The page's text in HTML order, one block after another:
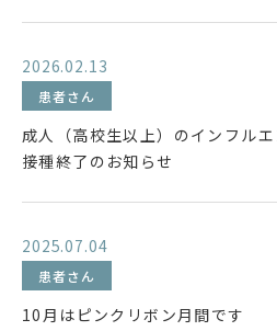
2026.02.13
患者さん
成人（高校生以上）のインフル
接種終了のお知らせ
2025.07.04
患者さん
10月はピンクリボン月間です